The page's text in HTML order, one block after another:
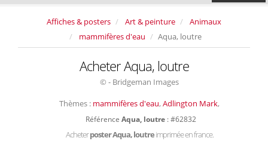
Affiches & posters Art & peinture
Animaux
mammifères d'eau
Aqua, loutre
Acheter Aqua, loutre
© - Bridgeman Images
Thèmes : mammifères d'eau, Adlington Mark,
Référence Aqua, loutre : #62832
Acheterposter Aqua, loutreimprimée en france.